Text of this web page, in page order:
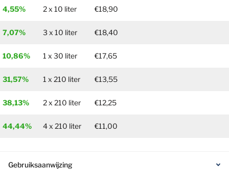
4,55% 2 x 10 liter €18,90
7,07% 3 x 10 liter €18,40
10,86% 1 x 30 liter €17,65
31,57% 1 x 210 liter €13,55
38,13% 2 x 210 liter €12,25
44,44% 4 x 210 liter €11,00
Gebruiksaanwijzing